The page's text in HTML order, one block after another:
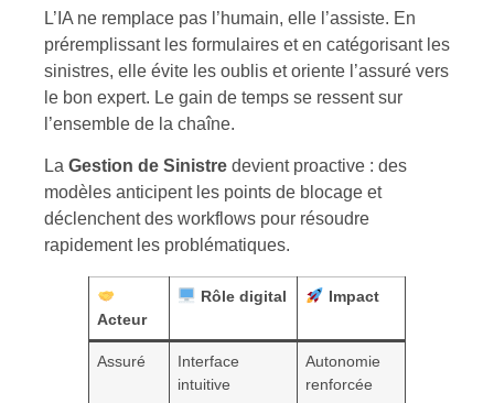
L’IA ne remplace pas l’humain, elle l’assiste. En
préremplissant les formulaires et en catégorisant les
sinistres, elle évite les oublis et oriente l’assuré vers
le bon expert. Le gain de temps se ressent sur
l’ensemble de la chaîne.
La Gestion de Sinistre devient proactive : des
modèles anticipent les points de blocage et
déclenchent des workflows pour résoudre
rapidement les problématiques.
Acteur
Rôle digital Impact
Assuré
Interface
intuitive
Autonomie
renforcée